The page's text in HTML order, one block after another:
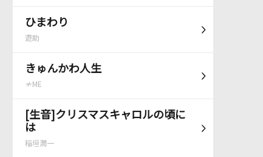
ひまわり
遊助
きゅんかわ人生
≠ME
[生音]クリスマスキャロルの頃に
は
稲垣潤一